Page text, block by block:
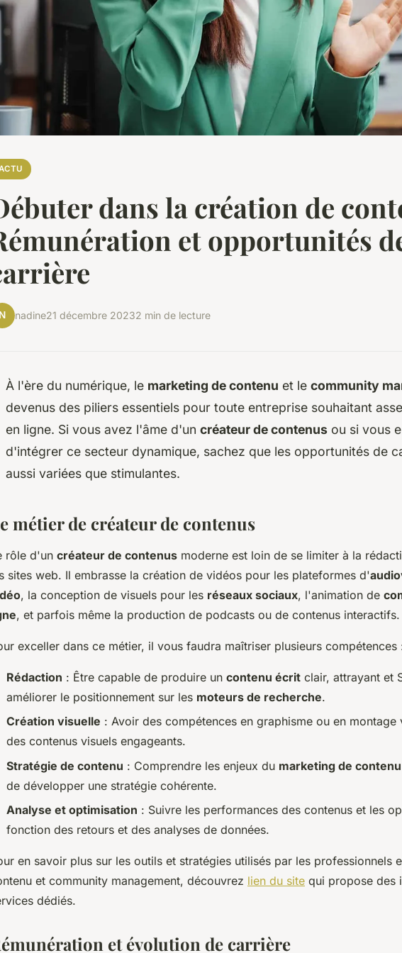
dans la création de
et opportunités
N nadine21 décembre 20232 min de lecture
À l'ère du numérique, le marketing de contenu et le community
devenus des piliers essentiels pour toute entreprise souhaitant
en ligne. Si vous avez l'âme d'un créateur de contenus ou si vous
d'intégrer ce secteur dynamique, sachez que les opportunités de
aussi variées que stimulantes.
métier de créateur de contenus
rôle d'un créateur de contenus moderne est loin de se limiter à la
sites web. Il embrasse la création de vidéos pour les plateformes d'
, la conception de visuels pour les réseaux sociaux, l'animation de
, et parfois même la production de podcasts ou de contenus interactifs.
exceller dans ce métier, il vous faudra maîtriser plusieurs compétences
Rédaction : Être capable de produire un contenu écrit clair, attrayant et
améliorer le positionnement sur les moteurs de recherche.
Création visuelle : Avoir des compétences en graphisme ou en
des contenus visuels engageants.
Stratégie de contenu : Comprendre les enjeux du marketing de contenu
de développer une stratégie cohérente.
Analyse et optimisation : Suivre les performances des contenus et les
fonction des retours et des analyses de données.
en savoir plus sur les outils et stratégies utilisés par les professionnels
et community management, découvrez lien du site qui propose des
dédiés.
et évolution de carrière